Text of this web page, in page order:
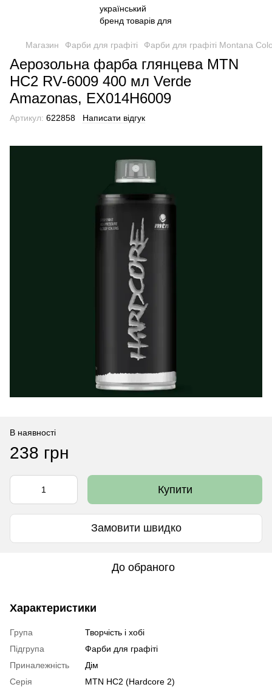
Магазин Фарби для графіті Фарби для графіті Montana
Аерозольна фарба глянцева MTN
HC2 RV-6009 400 мл Verde
Amazonas, EX014H6009
Артикул: 622858 Написати відгук
В наявності
238 грн
Купити
Замовити швидко
До обраного
Характеристики
Група
Творчість і хобі
Підгрупа
Фарби для графіті
Приналежність
Дім
Серія
MTN HC2 (Hardcore 2)